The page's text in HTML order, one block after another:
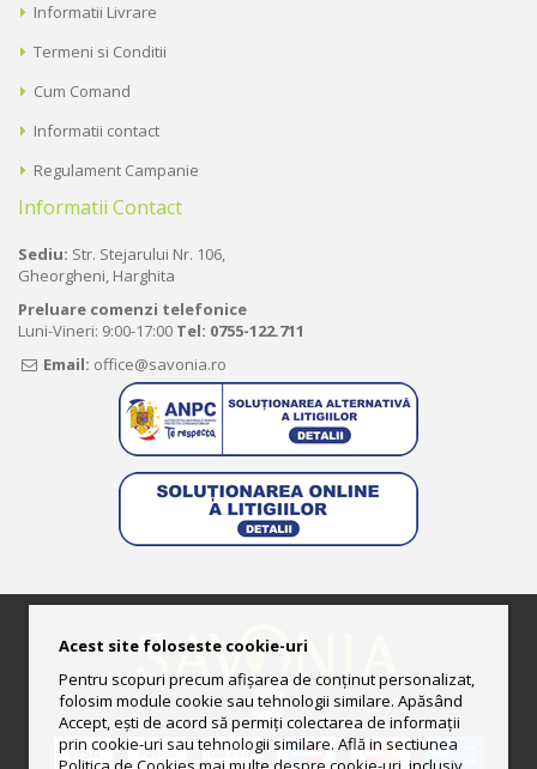
Informatii Livrare
Termeni si Conditii
Cum Comand
Informatii contact
Regulament Campanie
Informatii Contact
Sediu: Str. Stejarului Nr. 106,
Gheorgheni, Harghita
Preluare comenzi telefonice
Luni-Vineri: 9:00-17:00 Tel: 0755-122.711
Email: office@savonia.ro
Acest site foloseste cookie-uri
Pentru scopuri precum afișarea de conținut personalizat,
folosim module cookie sau tehnologii similare. Apăsând
Accept, ești de acord să permiți colectarea de informații
prin cookie-uri sau tehnologii similare. Află in sectiunea